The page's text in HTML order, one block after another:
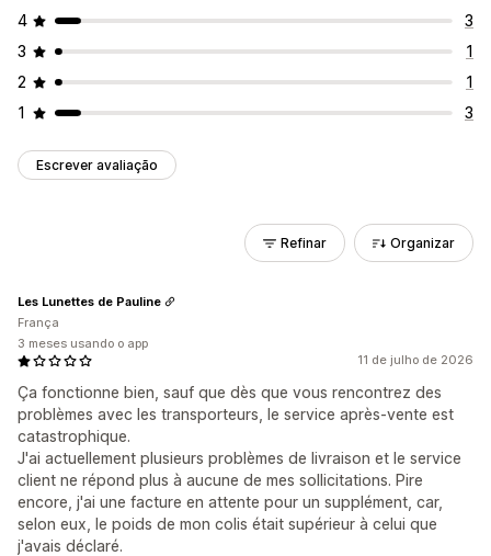
4
3
3
1
2
1
1
3
Escrever avaliação
Refinar Organizar
11 de julho de 2026
Ça fonctionne bien, sauf que dès que vous rencontrez des
problèmes avec les transporteurs, le service après-vente est
catastrophique.
J'ai actuellement plusieurs problèmes de livraison et le service
client ne répond plus à aucune de mes sollicitations. Pire
encore, j'ai une facture en attente pour un supplément, car,
selon eux, le poids de mon colis était supérieur à celui que
j'avais déclaré.
Les Lunettes de Pauline
França
3 meses usando o app